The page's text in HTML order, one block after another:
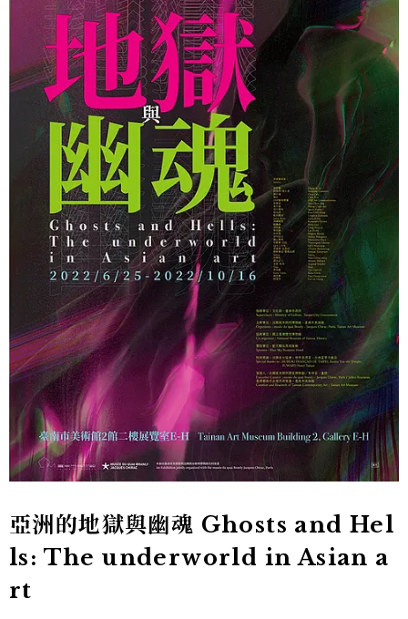
亞洲的地獄與幽魂 Ghosts and Hel
ls: The underworld in Asian a
rt